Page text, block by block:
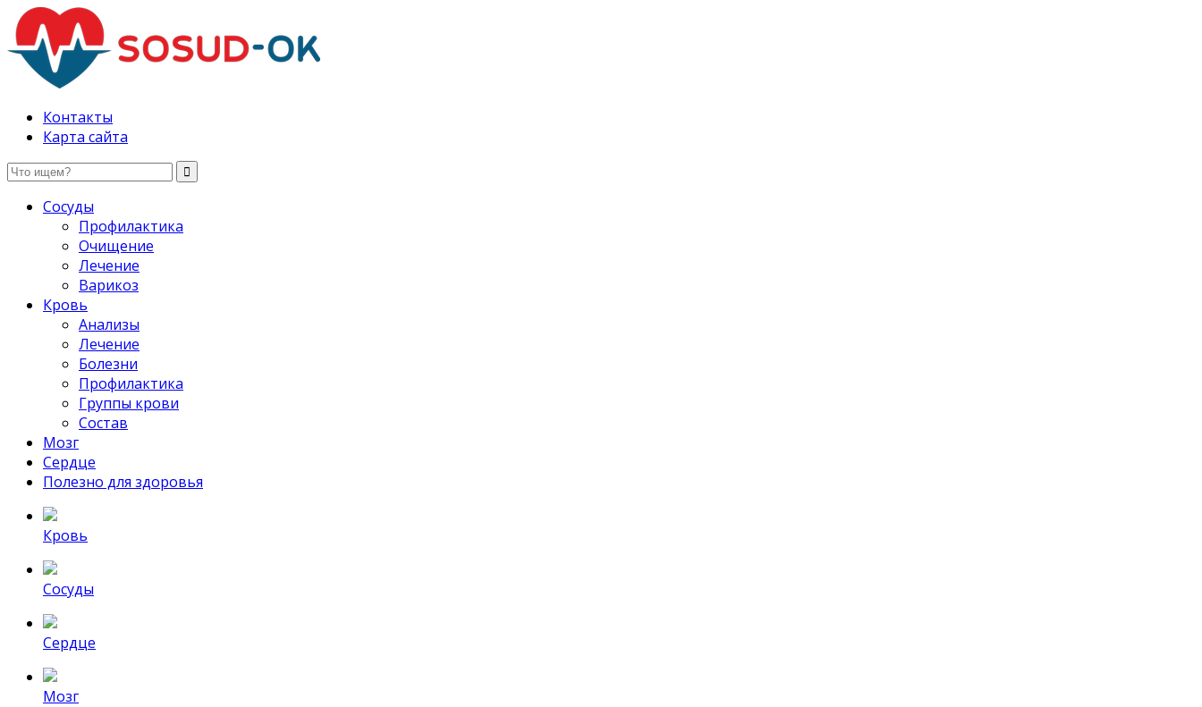
Здоровые сосуды, лечение и профилактика
Контакты
Карта сайта
Сосуды
Профилактика
Очищение
Лечение
Варикоз
Кровь
Анализы
Лечение
Болезни
Профилактика
Группы крови
Состав
Мозг
Сердце
Полезно для здоровья
Кровь
Сосуды
Сердце
Мозг